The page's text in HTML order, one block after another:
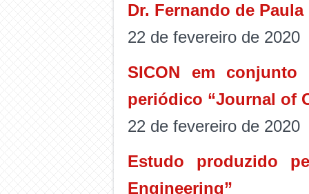
Dr. Fernando de
22 de fevereiro de 2020
SICON em
periódico “Journal of
22 de fevereiro de 2020
Estudo produzido
Engineering”